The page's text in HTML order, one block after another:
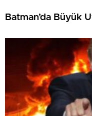
Batman’da Büyük